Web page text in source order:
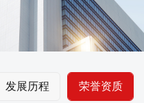
发展历程 荣誉资质